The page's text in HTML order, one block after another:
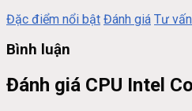
Đặc điểm nổi bật Đánh giá Tư
Bình luận
Đánh giá CPU Intel